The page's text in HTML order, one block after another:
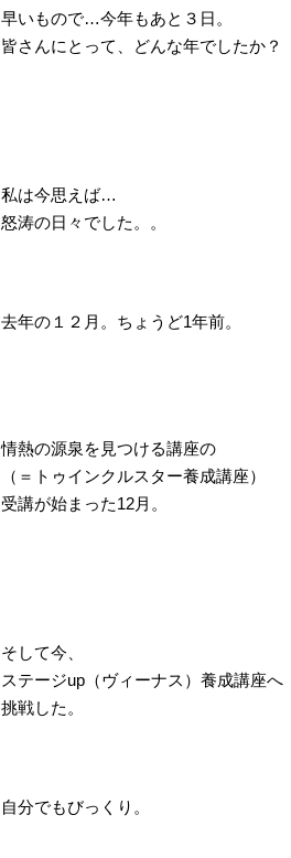
早いもので…今年もあと３日。
皆さんにとって、どんな年でしたか？
私は今思えば…
怒涛の日々でした。。
去年の１２月。ちょうど1年前。
情熱の源泉を見つける講座の
（＝トゥインクルスター養成講座）
受講が始まった12月。
そして今、
ステージup（ヴィーナス）養成講座へ
挑戦した。
自分でもびっくり。